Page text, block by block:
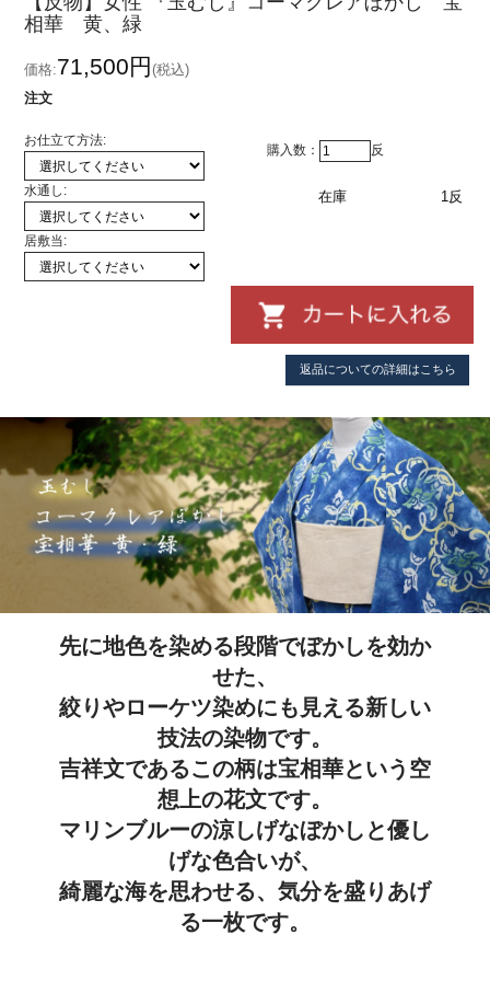
相華 黄、緑
価格:71,500円(税込)
注文
お仕立て方法:
水通し:
居敷当:
購入数： 反
在庫 1反
返品についての詳細はこちら
先に地色を染める段階でぼかしを効か
せた、
絞りやローケツ染めにも見える新しい
技法の染物です。
吉祥文であるこの柄は宝相華という空
想上の花文です。
マリンブルーの涼しげなぼかしと優し
げな色合いが、
綺麗な海を思わせる、気分を盛りあげ
る一枚です。